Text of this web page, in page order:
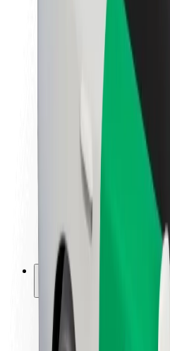
Udržitelnost podle Boltu
Projekt Zero
Tiskové centrum
Pokyny ke značce
Naše poslání
Vztahy s investory
Vedení
Značka
Média
Městský fond
Bezpečnost
Bezpečnost cestujících
Bezpečnost řidičů